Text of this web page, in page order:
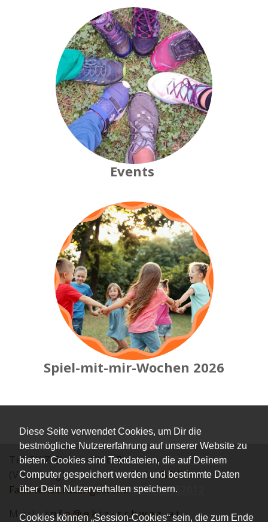
Diese Seite verwendet Cookies, um Dir die
bestmögliche Nutzererfahrung auf unserer Website zu
bieten. Cookies sind Textdateien, die auf Deinem
Computer gespeichert werden und bestimmte Daten
über Dein Nutzerverhalten speichern.
Cookies können „Session-Cookies“ sein, die zum Ende
Events
Spiel-mit-mir-Wochen 2026
Tel.:EKiZ Eltern -Kind-Zentrum 05242 72848
(Vormittag)Tel.:BEKiZ
Familienberatungsstelle 0677 62152012
Mail: info@ekiz-schwaz.at